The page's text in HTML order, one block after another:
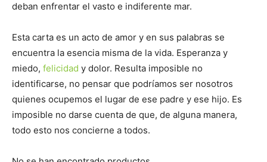
deban enfrentar el vasto e indiferente mar.
Esta carta es un acto de amor y en sus palabras se
encuentra la esencia misma de la vida. Esperanza y
miedo, felicidad y dolor. Resulta imposible no
identificarse, no pensar que podríamos ser nosotros
quienes ocupemos el lugar de ese padre y ese hijo. Es
imposible no darse cuenta de que, de alguna manera,
todo esto nos concierne a todos.